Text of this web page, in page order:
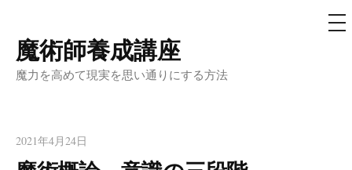
コ
ン
魔術師養成講座
魔力を高めて現実を思い通りにする方法
メ
ニ
2021年4月24日